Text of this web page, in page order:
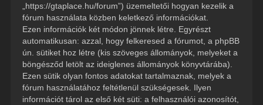
„https://gtaplace.hu/forum”) üzemeltetői hogyan kezelik a
fórum használata közben keletkező információkat.
Ezen információk két módon jönnek létre. Egyrészt
automatikusan: azzal, hogy felkeresed a fórumot, a phpBB
ún. sütiket hoz létre (kis szöveges állományok, melyeket a
böngésződ letölt az ideiglenes állományok könyvtárába).
Ezen sütik olyan fontos adatokat tartalmaznak, melyek a
fórum használatához feltétlenül szükségesek. Ilyen
információt tárol az első két süti: a felhasználói azonosítót,